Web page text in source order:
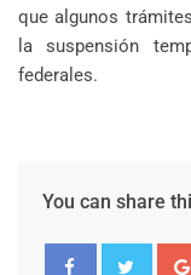
que algunos
la suspensión
federales.
You can share